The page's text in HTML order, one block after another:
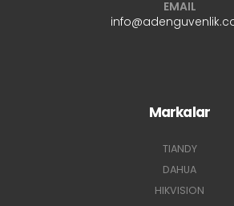
EMAIL
Markalar
TIANDY
DAHUA
HIKVISION